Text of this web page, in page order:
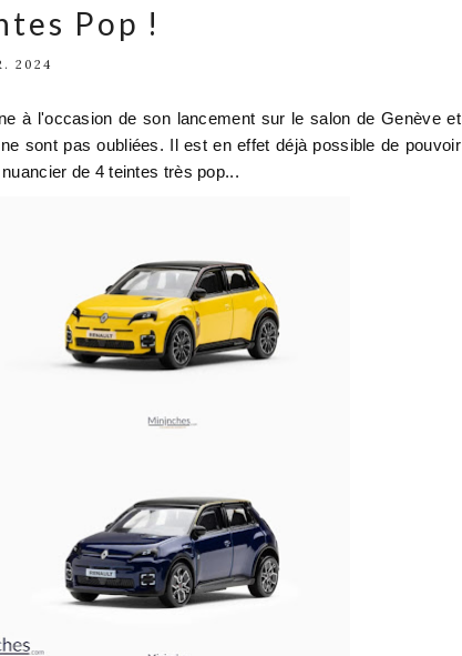
Pop !
2024
à l'occasion de son lancement sur le salon de Genève et
sont pas oubliées. Il est en effet déjà possible de pouvoir
de 4 teintes très pop...